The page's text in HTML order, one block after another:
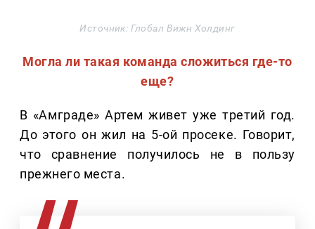
Источник: Глобал Вижн Холдинг
Могла ли такая команда сложиться где-то
еще?
В «Амграде» Артем живет уже третий год.
До этого он жил на 5-ой просеке. Говорит,
что сравнение получилось не в пользу
прежнего места.